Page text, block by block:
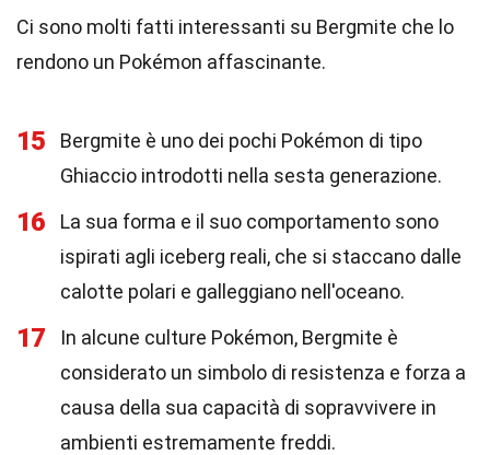
Ci sono molti fatti interessanti su Bergmite che lo
rendono un Pokémon affascinante.
15
Bergmite è uno dei pochi Pokémon di tipo
Ghiaccio introdotti nella sesta generazione.
16
La sua forma e il suo comportamento sono
ispirati agli iceberg reali, che si staccano dalle
calotte polari e galleggiano nell'oceano.
17
In alcune culture Pokémon, Bergmite è
considerato un simbolo di resistenza e forza a
causa della sua capacità di sopravvivere in
ambienti estremamente freddi.